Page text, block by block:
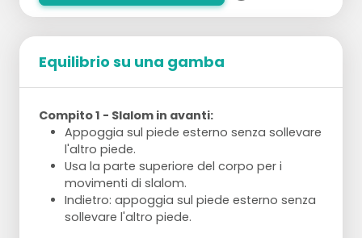
Equilibrio su una gamba
Compito 1 - Slalom in avanti:
Appoggia sul piede esterno senza sollevare
l'altro piede.
Usa la parte superiore del corpo per i
movimenti di slalom.
Indietro: appoggia sul piede esterno senza
sollevare l'altro piede.